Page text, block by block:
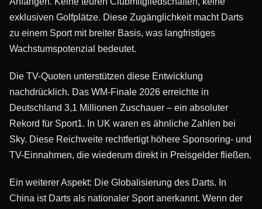
exklusiven Golfplätze. Diese Zugänglichkeit macht Darts
zu einem Sport mit breiter Basis, was langfristiges
Wachstumspotenzial bedeutet.
Die TV-Quoten unterstützen diese Entwicklung
nachdrücklich. Das WM-Finale 2026 erreichte in
Deutschland 3,1 Millionen Zuschauer – ein absoluter
Rekord für Sport1. In UK waren es ähnliche Zahlen bei
Sky. Diese Reichweite rechtfertigt höhere Sponsoring- und
TV-Einnahmen, die wiederum direkt in Preisgelder fließen.
Ein weiterer Aspekt: Die Globalisierung des Darts. In
China ist Darts als nationaler Sport anerkannt. Wenn der